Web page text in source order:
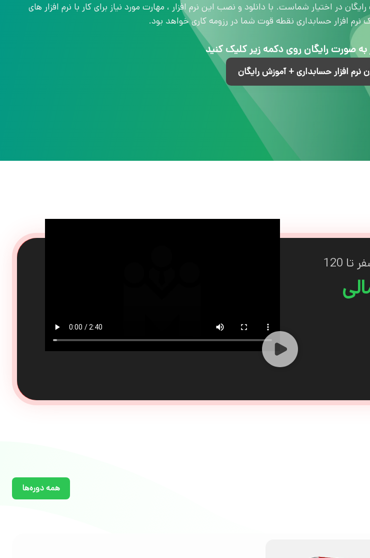
در اختیار شماست. با دانلود و نصب این نرم افزار ، مهارت مورد نیاز برای کار با نرم افزار های
افزار حسابداری نقطه قوت شما در رزومه کاری خواهد بود.
به صورت رایگان روی دکمه زیر کلیک کنید
نرم افزار حسابداری + آموزش رایگان
120
همه دوره‌ها